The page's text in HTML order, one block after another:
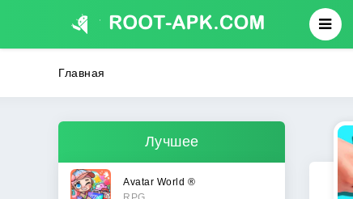
Главная
Лучшее
Avatar World ®